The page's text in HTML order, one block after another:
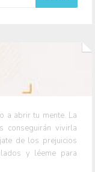
a abrir tu mente. La
conseguirán vivirla
de los prejuicios
y léeme para